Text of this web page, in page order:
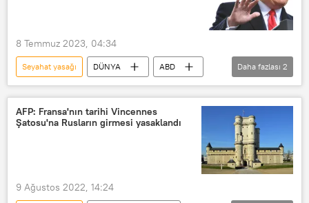
8 Temmuz 2023, 04:34
Seyahat yasağı DÜNYA
ABD
Donald Trump
Müslüman
Daha fazlası 2
AFP: Fransa'nın tarihi Vincennes
Şatosu'na Rusların girmesi yasaklandı
9 Ağustos 2022, 14:24